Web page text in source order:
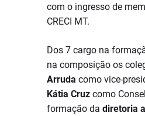
com o ingresso de
CRECI MT.
Dos 7 cargo na
na composição os
Arruda como vice-
Kátia Cruz como
formação da diretoria